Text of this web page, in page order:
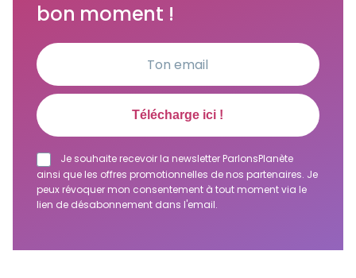
bon moment !
Je souhaite recevoir la newsletter ParlonsPlanète
ainsi que les offres promotionnelles de nos partenaires. Je
peux révoquer mon consentement à tout moment via le
lien de désabonnement dans l'email.